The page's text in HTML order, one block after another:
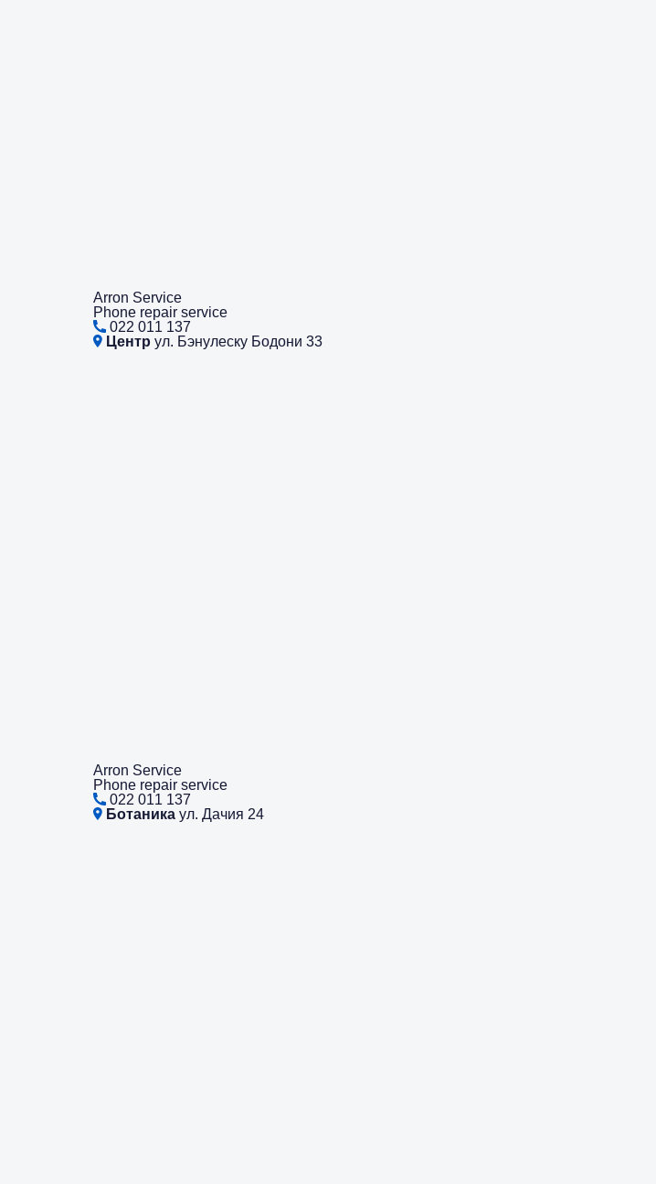
Arron Service
Phone repair service
022 011 137
Центр ул. Бэнулеску Бодони 33
Arron Service
Phone repair service
022 011 137
Ботаника ул. Дачия 24